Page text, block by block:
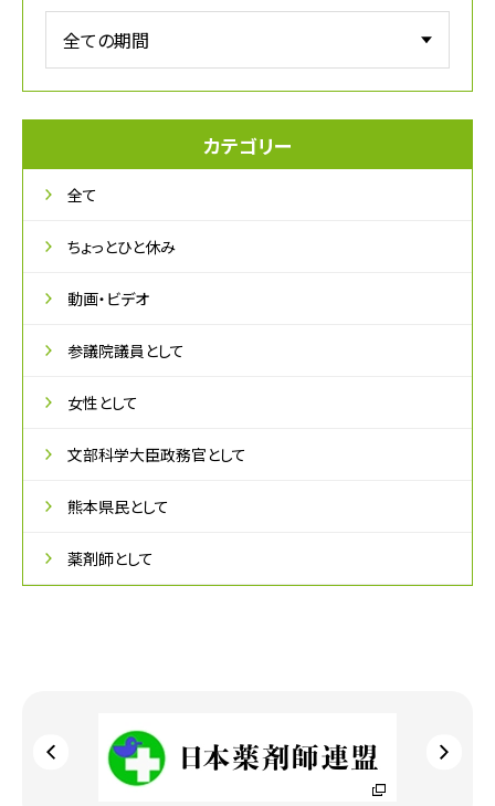
カテゴリー
全て
ちょっとひと休み
動画・ビデオ
参議院議員として
女性として
文部科学大臣政務官として
熊本県民として
薬剤師として